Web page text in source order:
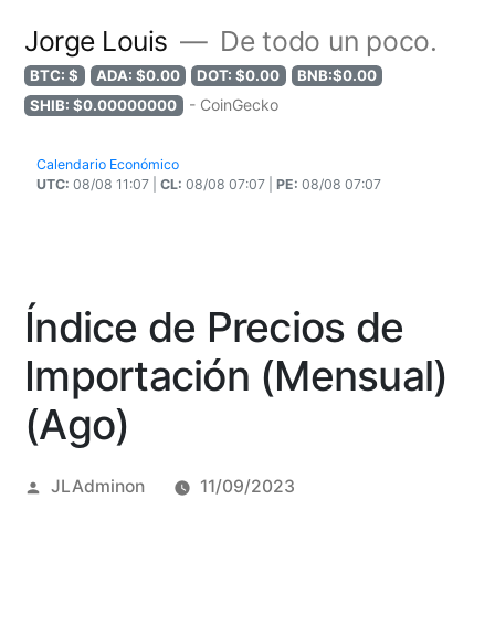
Jorge Louis De todo un poco.
BTC: $ ADA: $0.00 DOT: $0.00
BNB:$0.00
SHIB: $0.00000000
- CoinGecko
Calendario Económico
UTC: 08/08 11:07 | CL: 08/08 07:07 | PE: 08/08 07:07
Índice de Precios de
Importación (Mensual)
(Ago)
Posted
JLAdminon 11/09/2023